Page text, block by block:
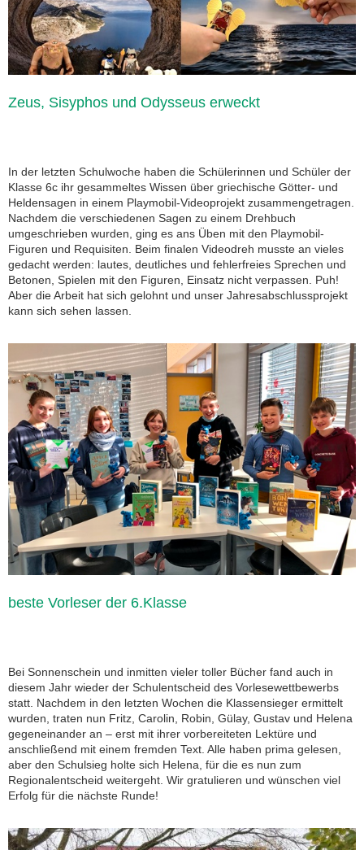
Zeus, Sisyphos und Odysseus erweckt
In der letzten Schulwoche haben die Schülerinnen und Schüler der
Klasse 6c ihr gesammeltes Wissen über griechische Götter- und
Heldensagen in einem Playmobil-Videoprojekt zusammengetragen.
Nachdem die verschiedenen Sagen zu einem Drehbuch
umgeschrieben wurden, ging es ans Üben mit den Playmobil-
Figuren und Requisiten. Beim finalen Videodreh musste an vieles
gedacht werden: lautes, deutliches und fehlerfreies Sprechen und
Betonen, Spielen mit den Figuren, Einsatz nicht verpassen. Puh!
Aber die Arbeit hat sich gelohnt und unser Jahresabschlussprojekt
kann sich sehen lassen.
beste Vorleser der 6.Klasse
Bei Sonnenschein und inmitten vieler toller Bücher fand auch in
diesem Jahr wieder der Schulentscheid des Vorlesewettbewerbs
statt. Nachdem in den letzten Wochen die Klassensieger ermittelt
wurden, traten nun Fritz, Carolin, Robin, Gülay, Gustav und Helena
gegeneinander an – erst mit ihrer vorbereiteten Lektüre und
anschließend mit einem fremden Text. Alle haben prima gelesen,
aber den Schulsieg holte sich Helena, für die es nun zum
Regionalentscheid weitergeht. Wir gratulieren und wünschen viel
Erfolg für die nächste Runde!